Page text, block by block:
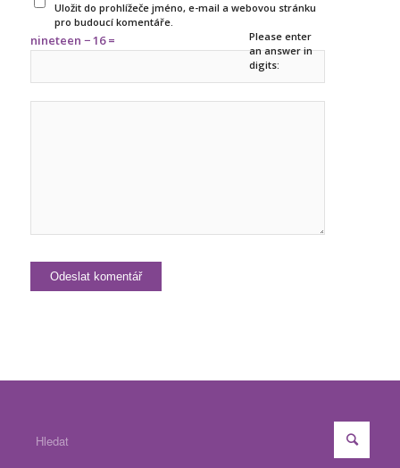
Uložit do prohlížeče jméno, e-mail a webovou stránku
pro budoucí komentáře.
Please enter
an answer in
digits:
nineteen − 16 =